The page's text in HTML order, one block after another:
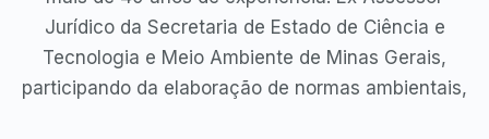
Jurídico da Secretaria de Estado de Ciência e
Tecnologia e Meio Ambiente de Minas Gerais,
participando da elaboração de normas ambientais,